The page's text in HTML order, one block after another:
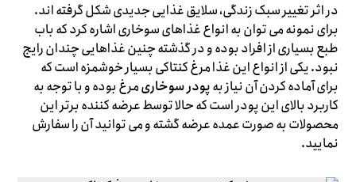
در اثر تغییر سبک زندگی، سلایق غذایی جدیدی شکل گرفته اند.
برای نمونه می توان به انواع غذاهای سوخاری اشاره کرد که باب
طبع بسیاری از افراد بوده و در گذشته چنین غذاهایی چندان رایج
نبود. یکی از انواع این غذا مرغ کنتاکی بسیار خوشمزه است که
برای آماده کردن آن نیاز بهپودر سوخاریمرغ بوده و با توجه به
کاربرد بالای این پودر است که حالا توسط عرضه کننده برتر این
محصولات به صورت عمده عرضه گشته و می توانید آن را سفارش
نمایید.